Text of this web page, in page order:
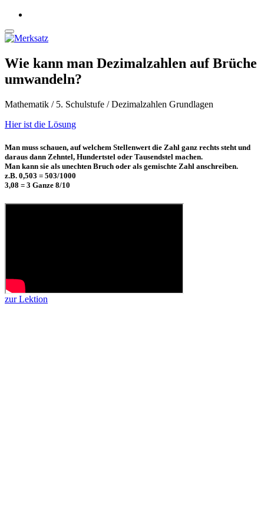
Wie kann man Dezimalzahlen auf Brüche
umwandeln?
Mathematik / 5. Schulstufe / Dezimalzahlen Grundlagen
Hier ist die Lösung
Man muss schauen, auf welchem Stellenwert die Zahl ganz rechts steht und
daraus dann Zehntel, Hundertstel oder Tausendstel machen.
Man kann sie als unechten Bruch oder als gemischte Zahl anschreiben.
z.B. 0,503 = 503/1000
3,08 = 3 Ganze 8/10
zur Lektion